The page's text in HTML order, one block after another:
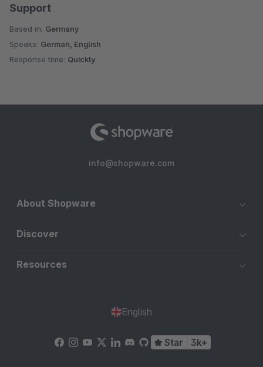
Support
Based in: Germany
Speaks: German, English
Response time: Quickly
info@shopware.com
About Shopware
Discover
Resources
English
Star 3k+